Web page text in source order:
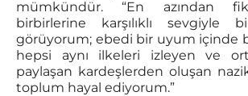
mümkündür. “En azından
birbirlerine karşılıklı sevgiyle
görüyorum; ebedi bir uyum içinde
hepsi aynı ilkeleri izleyen ve
paylaşan kardeşlerden oluşan
toplum hayal ediyorum.”